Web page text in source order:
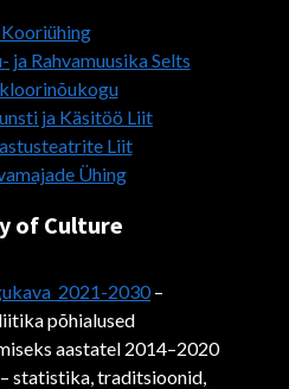
ja Rahvamuusika Selts
ja Käsitöö Liit
Liit
Ühing
of Culture
2021-2030–
põhialused
aastatel 2014–2020
– statistika, traditsioonid,